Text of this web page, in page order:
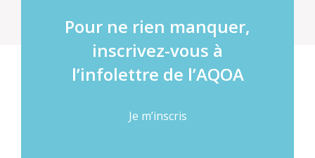
Pour ne rien manquer,
inscrivez-vous à
l’infolettre de l’AQOA
Je m’inscris